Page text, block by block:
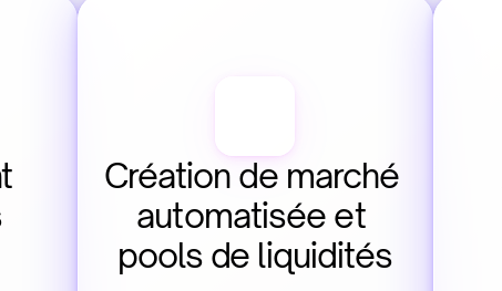
Création de marché
automatisée et
pools de liquidités